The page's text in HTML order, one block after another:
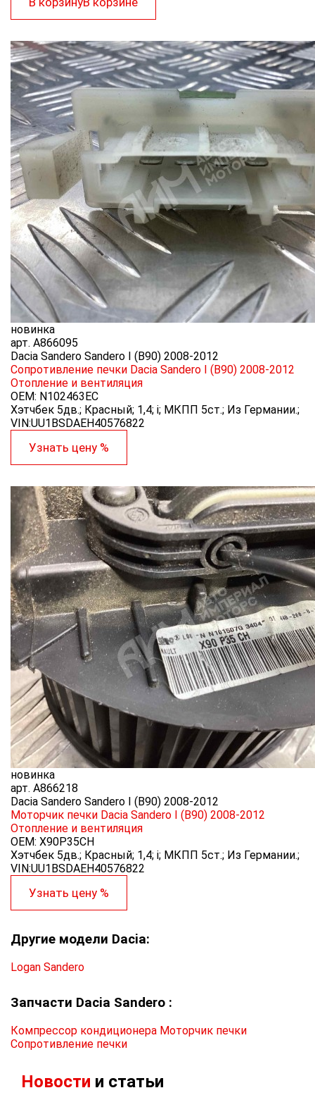
новинка
арт. A866095
Dacia Sandero Sandero I (B90) 2008-2012
Сопротивление печки Dacia Sandero I (B90) 2008-2012
Отопление и вентиляция
OEM: N102463EC
Хэтчбек 5дв.; Красный; 1,4; i; МКПП 5ст.; Из Германии.;
VIN:UU1BSDAEH40576822
Узнать цену %
новинка
арт. A866218
Dacia Sandero Sandero I (B90) 2008-2012
Моторчик печки Dacia Sandero I (B90) 2008-2012
Отопление и вентиляция
OEM: X90P35CH
Хэтчбек 5дв.; Красный; 1,4; i; МКПП 5ст.; Из Германии.;
VIN:UU1BSDAEH40576822
Узнать цену %
Другие модели Dacia:
Logan Sandero
Запчасти Dacia Sandero :
Компрессор кондиционера Моторчик печки
Сопротивление печки
Новости и статьи